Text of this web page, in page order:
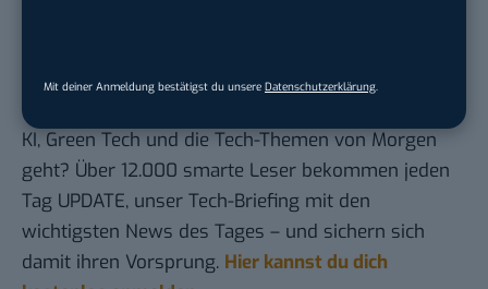
Mit deiner Anmeldung bestätigst du unsere Datenschutzerklärung.
Du möchtest nicht abgehängt werden
KI, Green Tech und die Tech-Themen von Morgen
geht? Über 12.000 smarte Leser bekommen jeden
Tag UPDATE, unser Tech-Briefing mit den
wichtigsten News des Tages – und sichern sich
damit ihren Vorsprung. Hier kannst du dich